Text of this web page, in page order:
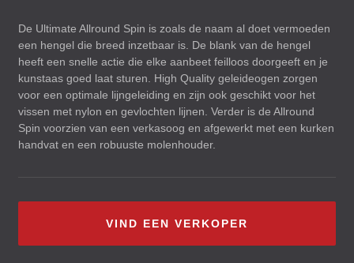
De Ultimate Allround Spin is zoals de naam al doet vermoeden
een hengel die breed inzetbaar is. De blank van de hengel
heeft een snelle actie die elke aanbeet feilloos doorgeeft en je
kunstaas goed laat sturen. High Quality geleideogen zorgen
voor een optimale lijngeleiding en zijn ook geschikt voor het
vissen met nylon en gevlochten lijnen. Verder is de Allround
Spin voorzien van een verkasoog en afgewerkt met een kurken
handvat en een robuuste molenhouder.
VIND EEN VERKOPER